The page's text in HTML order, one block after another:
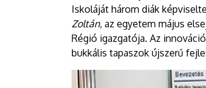
Iskoláját három diák
Zoltán, az egyetem május
Régió igazgatója. Az
bukkális tapaszok újszerű